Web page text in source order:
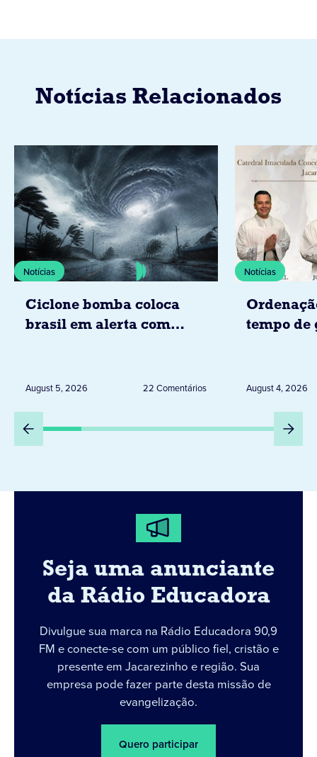
Notícias Relacionados
Notícias
Ciclone bomba coloca
brasil em alerta com
dias 6 e 8 de agosto
August 5, 2026 22 Comentários
Notícias
tempo de
August 4, 2026
Seja uma anunciante
da Rádio Educadora
Divulgue sua marca na Rádio Educadora 90,9
FM e conecte-se com um público fiel, cristão e
presente em Jacarezinho e região. Sua
empresa pode fazer parte desta missão de
evangelização.
Quero participar